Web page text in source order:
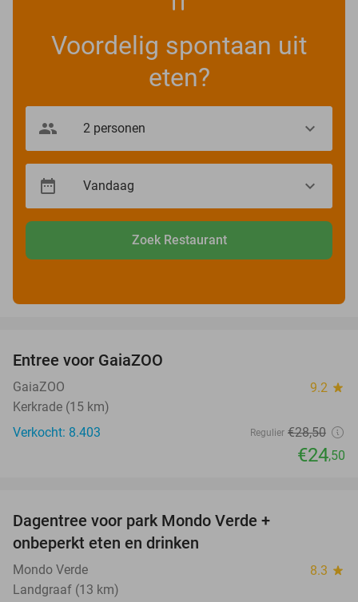
Voordelig spontaan uit
eten?
Zoek Restaurant
Entree voor GaiaZOO
GaiaZOO 9.2 star
Kerkrade (15 km)
Verkocht: 8.403
Regulier €28,50
€24,50
Dagentree voor park Mondo Verde +
onbeperkt eten en drinken
Mondo Verde 8.3 star
Landgraaf (13 km)